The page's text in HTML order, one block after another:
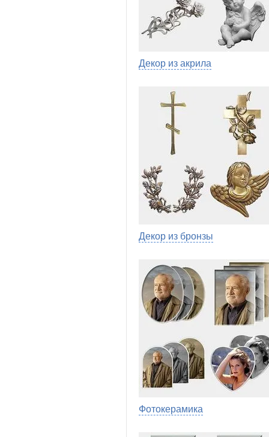
Декор из акрила
Декор из бронзы
Фотокерамика